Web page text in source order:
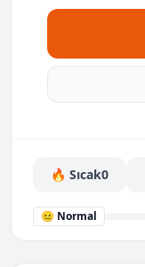
🔥 Sıcak0
😐 Normal